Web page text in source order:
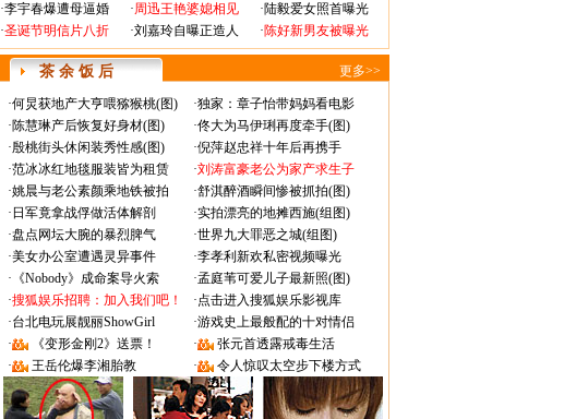
·李宇春爆遭母逼婚
·圣诞节明信片八折
·周迅王艳婆媳相见
·刘嘉玲自曝正造人
·陆毅爱女照首曝光
·陈好新男友被曝光
茶 余 饭 后 更多>>
·何炅获地产大亨喂猕猴桃(图) ·独家：章子怡带妈妈看电影
·陈慧琳产后恢复好身材(图) ·佟大为马伊琍再度牵手(图)
·殷桃街头休闲装秀性感(图) ·倪萍赵忠祥十年后再携手
·范冰冰红地毯服装皆为租赁 ·刘涛富豪老公为家产求生子
·姚晨与老公素颜乘地铁被拍 ·舒淇醉酒瞬间惨被抓拍(图)
· 日军竟拿战俘做活体解剖 ·实拍漂亮的地摊西施(组图)
·盘点网坛大腕的暴烈脾气 ·世界九大罪恶之城(组图)
·美女办公室遭遇灵异事件 ·李孝利新欢私密视频曝光
· 《Nobody》成命案导火索 ·孟庭苇可爱儿子最新照(图)
·搜狐娱乐招聘：加入我们吧！ ·点击进入搜狐娱乐影视库
·台北电玩展靓丽ShowGirl ·游戏史上最般配的十对情侣
·
《变形金刚2》送票！ ·
张元首透露戒毒生活
·
王岳伦爆李湘胎教 · 令人惊叹太空步下楼方式